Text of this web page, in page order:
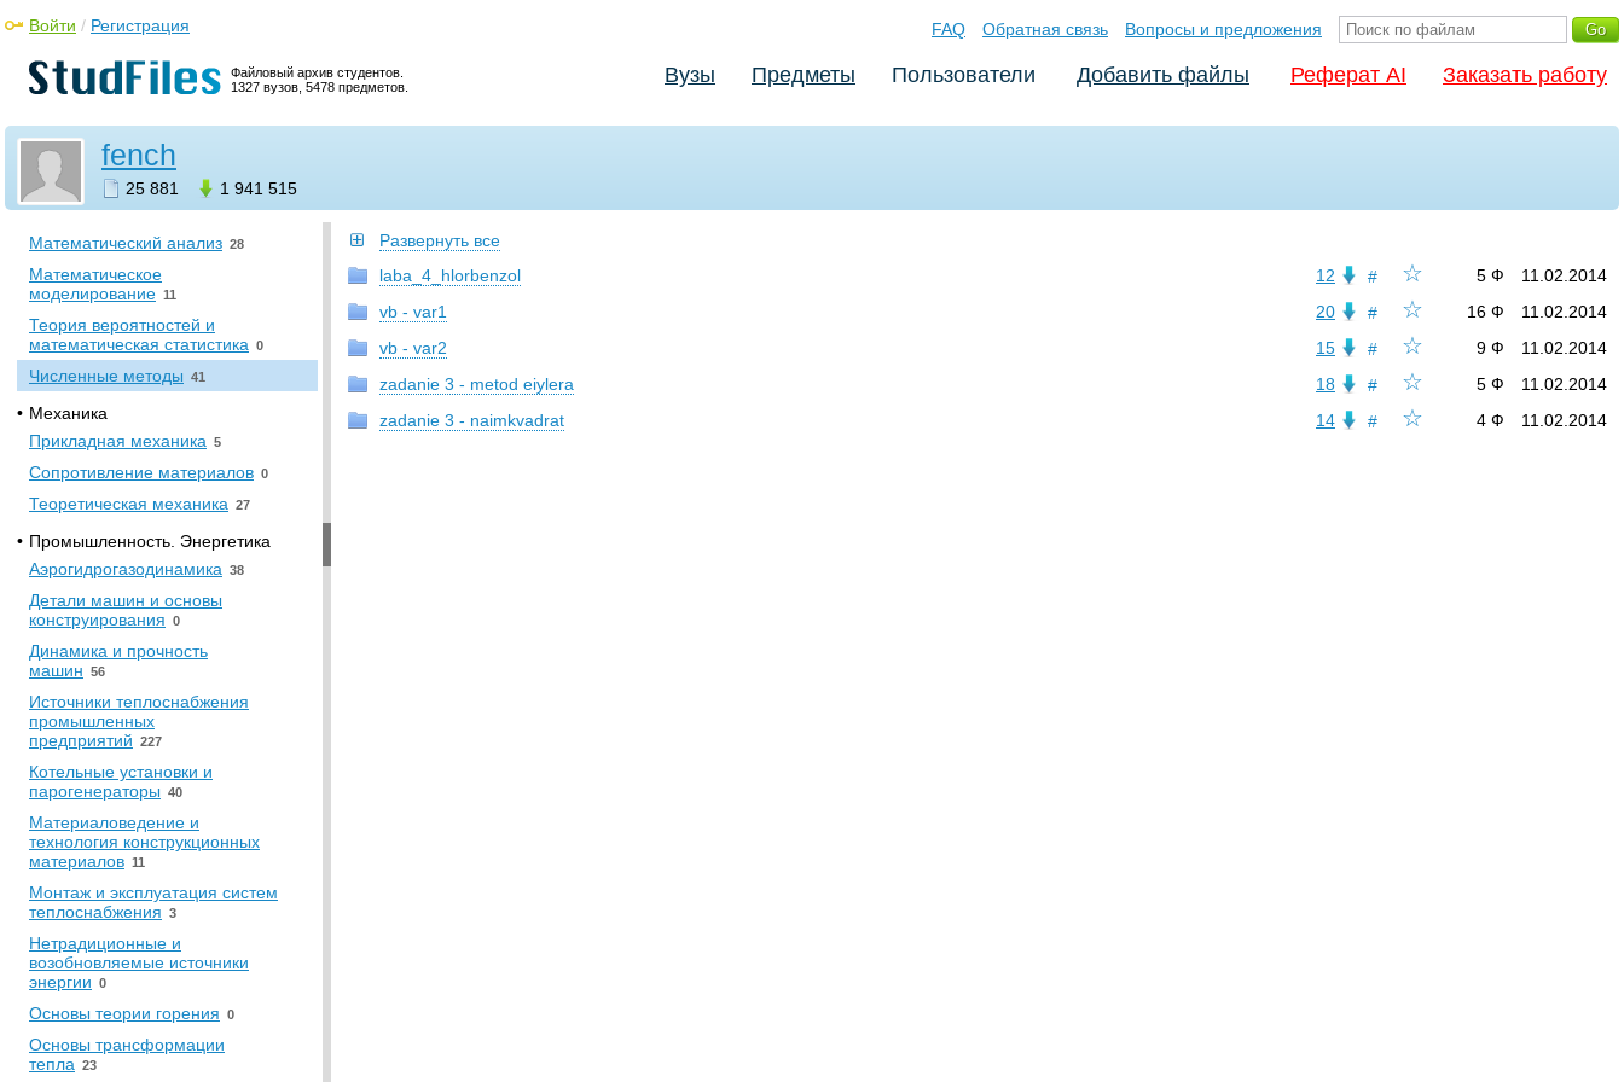
Файловый архив студентов.
1327 вузов, 5478 предметов.
Войти / Регистрация FAQ Обратная связь Вопросы и предложения
Вузы Предметы Пользователи Добавить файлы Реферат AI Заказать работу
fench
25 881 1 941 515
Культурология
История
Аналитическая геометрия
Высшая математика 232
Линейная алгебра 3
Математический анализ 28
Математическое
моделирование 11
Теория вероятностей и
математическая статистика 0
Численные методы 41
• Механика
Прикладная механика 5
Сопротивление материалов 0
Теоретическая механика 27
• Промышленность. Энергетика
Аэрогидрогазодинамика 38
Детали машин и основы
конструирования 0
Динамика и прочность
машин 56
Источники теплоснабжения
промышленных
предприятий 227
Котельные установки и
парогенераторы 40
Материаловедение и
технология конструкционных
материалов 11
Монтаж и эксплуатация систем
теплоснабжения 3
Нетрадиционные и
возобновляемые источники
энергии 0
Основы теории горения 0
Основы трансформации
тепла 23
Развернуть все
☆
# 11.02.2014
5 Ф
12
laba_4_hlorbenzol
☆
# 11.02.2014
16 Ф
20
vb - var1
☆
# 11.02.2014
9 Ф
15
vb - var2
☆
# 11.02.2014
5 Ф
18
zadanie 3 - metod eiylera
☆
# 11.02.2014
4 Ф
14
zadanie 3 - naimkvadrat